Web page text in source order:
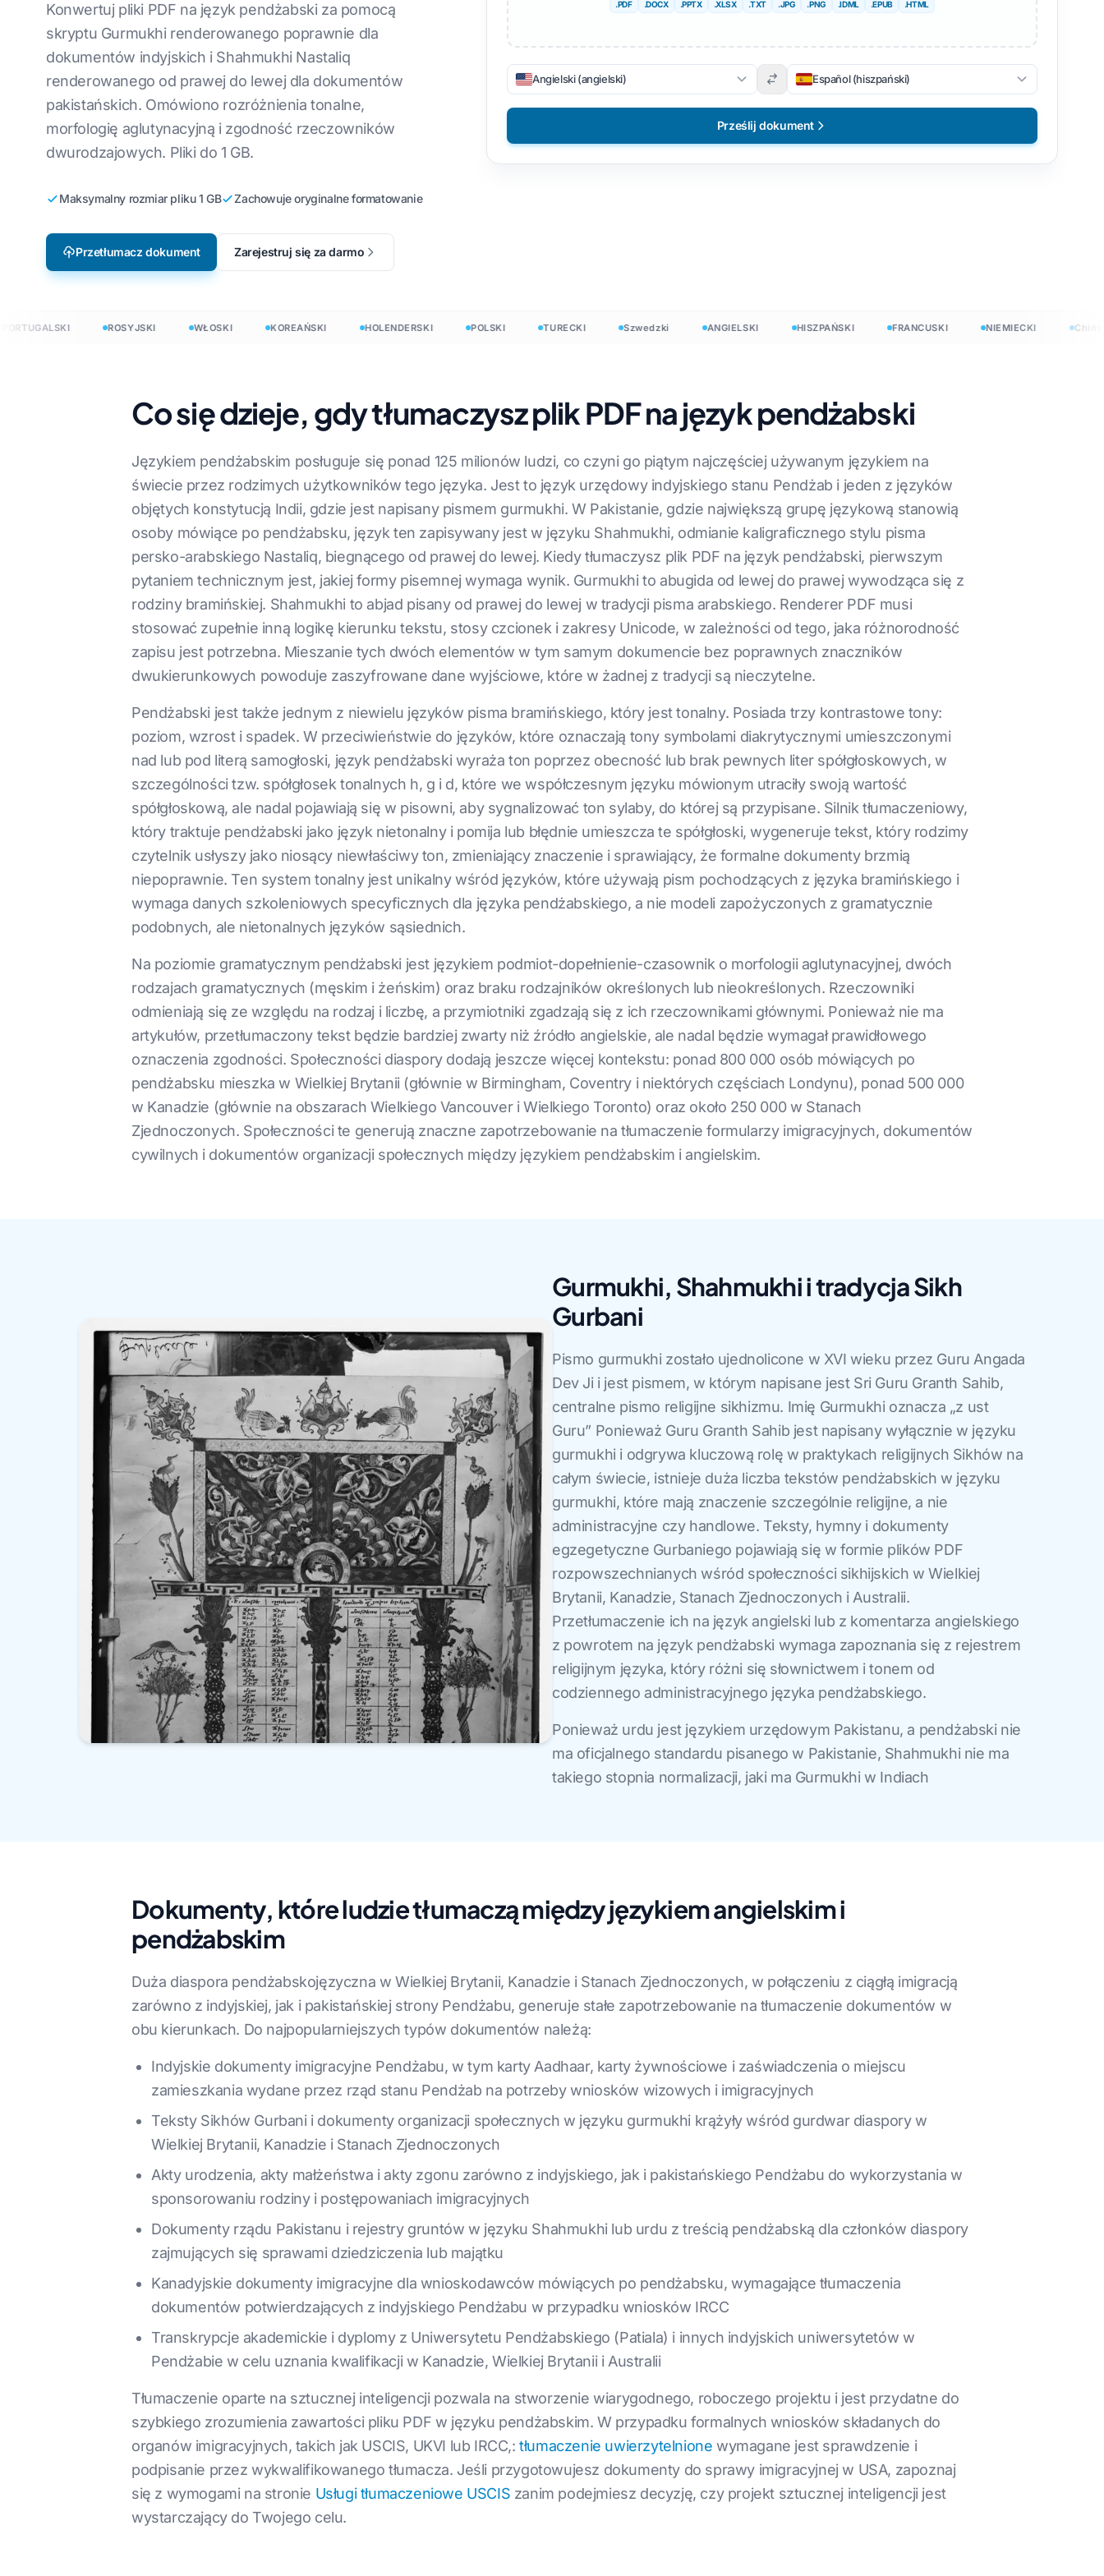
Lokalizacja gier wideo
e-learning
Tłumaczenie plików TXT
Przetłumacz JSON
Tłumacz HTML
Liczba słów w programie
Licznik słów w programie
DOCX do TXT
EPUB do PDF
Angielski na koreański
Angielskiego na arabski
Angielski na turecki
Angielski na Indonezyjski
Angielski na hindi
Wietnamski
Ukraiński
Hmong
Fiński
Bułgarski
Konwertuj pliki PDF na język pendżabski za pomocą
skryptu Gurmukhi renderowanego poprawnie dla
dokumentów indyjskich i Shahmukhi Nastaliq
renderowanego od prawej do lewej dla dokumentów
pakistańskich. Omówiono rozróżnienia tonalne,
morfologię aglutynacyjną i zgodność rzeczowników
dwurodzajowych. Pliki do 1 GB.
Maksymalny rozmiar pliku 1 GB Zachowuje oryginalne formatowanie
Przetłumacz dokument Zarejestruj się za darmo
.PDF .DOCX .PPTX .XLSX .TXT .JPG .PNG .IDML .EPUB .HTML
Angielski (angielski) Español (hiszpański)
Prześlij dokument
ROSYJSKI WŁOSKI KOREAŃSKI HOLENDERSKI POLSKI TURECKI Szwedzki ANGIELSKI HISZPAŃSKI FRANCUSKI NIEMIECKI Chiński
Co się dzieje, gdy tłumaczysz plik PDF na język pendżabski
Językiem pendżabskim posługuje się ponad 125 milionów ludzi, co czyni go piątym najczęściej używanym językiem na
świecie przez rodzimych użytkowników tego języka. Jest to język urzędowy indyjskiego stanu Pendżab i jeden z języków
objętych konstytucją Indii, gdzie jest napisany pismem gurmukhi. W Pakistanie, gdzie największą grupę językową stanowią
osoby mówiące po pendżabsku, język ten zapisywany jest w języku Shahmukhi, odmianie kaligraficznego stylu pisma
persko-arabskiego Nastaliq, biegnącego od prawej do lewej. Kiedy tłumaczysz plik PDF na język pendżabski, pierwszym
pytaniem technicznym jest, jakiej formy pisemnej wymaga wynik. Gurmukhi to abugida od lewej do prawej wywodząca się z
rodziny bramińskiej. Shahmukhi to abjad pisany od prawej do lewej w tradycji pisma arabskiego. Renderer PDF musi
stosować zupełnie inną logikę kierunku tekstu, stosy czcionek i zakresy Unicode, w zależności od tego, jaka różnorodność
zapisu jest potrzebna. Mieszanie tych dwóch elementów w tym samym dokumencie bez poprawnych znaczników
dwukierunkowych powoduje zaszyfrowane dane wyjściowe, które w żadnej z tradycji są nieczytelne.
Pendżabski jest także jednym z niewielu języków pisma bramińskiego, który jest tonalny. Posiada trzy kontrastowe tony:
poziom, wzrost i spadek. W przeciwieństwie do języków, które oznaczają tony symbolami diakrytycznymi umieszczonymi
nad lub pod literą samogłoski, język pendżabski wyraża ton poprzez obecność lub brak pewnych liter spółgłoskowych, w
szczególności tzw. spółgłosek tonalnych h, g i d, które we współczesnym języku mówionym utraciły swoją wartość
spółgłoskową, ale nadal pojawiają się w pisowni, aby sygnalizować ton sylaby, do której są przypisane. Silnik tłumaczeniowy,
który traktuje pendżabski jako język nietonalny i pomija lub błędnie umieszcza te spółgłoski, wygeneruje tekst, który rodzimy
czytelnik usłyszy jako niosący niewłaściwy ton, zmieniający znaczenie i sprawiający, że formalne dokumenty brzmią
niepoprawnie. Ten system tonalny jest unikalny wśród języków, które używają pism pochodzących z języka bramińskiego i
wymaga danych szkoleniowych specyficznych dla języka pendżabskiego, a nie modeli zapożyczonych z gramatycznie
podobnych, ale nietonalnych języków sąsiednich.
Na poziomie gramatycznym pendżabski jest językiem podmiot-dopełnienie-czasownik o morfologii aglutynacyjnej, dwóch
rodzajach gramatycznych (męskim i żeńskim) oraz braku rodzajników określonych lub nieokreślonych. Rzeczowniki
odmieniają się ze względu na rodzaj i liczbę, a przymiotniki zgadzają się z ich rzeczownikami głównymi. Ponieważ nie ma
artykułów, przetłumaczony tekst będzie bardziej zwarty niż źródło angielskie, ale nadal będzie wymagał prawidłowego
oznaczenia zgodności. Społeczności diaspory dodają jeszcze więcej kontekstu: ponad 800 000 osób mówiących po
pendżabsku mieszka w Wielkiej Brytanii (głównie w Birmingham, Coventry i niektórych częściach Londynu), ponad 500 000
w Kanadzie (głównie na obszarach Wielkiego Vancouver i Wielkiego Toronto) oraz około 250 000 w Stanach
Zjednoczonych. Społeczności te generują znaczne zapotrzebowanie na tłumaczenie formularzy imigracyjnych, dokumentów
cywilnych i dokumentów organizacji społecznych między językiem pendżabskim i angielskim.
Gurmukhi, Shahmukhi i tradycja Sikh
Gurbani
Pismo gurmukhi zostało ujednolicone w XVI wieku przez Guru Angada
Dev Ji i jest pismem, w którym napisane jest Sri Guru Granth Sahib,
centralne pismo religijne sikhizmu. Imię Gurmukhi oznacza „z ust
Guru” Ponieważ Guru Granth Sahib jest napisany wyłącznie w języku
gurmukhi i odgrywa kluczową rolę w praktykach religijnych Sikhów na
całym świecie, istnieje duża liczba tekstów pendżabskich w języku
gurmukhi, które mają znaczenie szczególnie religijne, a nie
administracyjne czy handlowe. Teksty, hymny i dokumenty
egzegetyczne Gurbaniego pojawiają się w formie plików PDF
rozpowszechnianych wśród społeczności sikhijskich w Wielkiej
Brytanii, Kanadzie, Stanach Zjednoczonych i Australii.
Przetłumaczenie ich na język angielski lub z komentarza angielskiego
z powrotem na język pendżabski wymaga zapoznania się z rejestrem
religijnym języka, który różni się słownictwem i tonem od
codziennego administracyjnego języka pendżabskiego.
Ponieważ urdu jest językiem urzędowym Pakistanu, a pendżabski nie
ma oficjalnego standardu pisanego w Pakistanie, Shahmukhi nie ma
takiego stopnia normalizacji, jaki ma Gurmukhi w Indiach
Dokumenty, które ludzie tłumaczą między językiem angielskim i
pendżabskim
Duża diaspora pendżabskojęzyczna w Wielkiej Brytanii, Kanadzie i Stanach Zjednoczonych, w połączeniu z ciągłą imigracją
zarówno z indyjskiej, jak i pakistańskiej strony Pendżabu, generuje stałe zapotrzebowanie na tłumaczenie dokumentów w
obu kierunkach. Do najpopularniejszych typów dokumentów należą:
Indyjskie dokumenty imigracyjne Pendżabu, w tym karty Aadhaar, karty żywnościowe i zaświadczenia o miejscu
zamieszkania wydane przez rząd stanu Pendżab na potrzeby wniosków wizowych i imigracyjnych
Teksty Sikhów Gurbani i dokumenty organizacji społecznych w języku gurmukhi krążyły wśród gurdwar diaspory w
Wielkiej Brytanii, Kanadzie i Stanach Zjednoczonych
Akty urodzenia, akty małżeństwa i akty zgonu zarówno z indyjskiego, jak i pakistańskiego Pendżabu do wykorzystania w
sponsorowaniu rodziny i postępowaniach imigracyjnych
Dokumenty rządu Pakistanu i rejestry gruntów w języku Shahmukhi lub urdu z treścią pendżabską dla członków diaspory
zajmujących się sprawami dziedziczenia lub majątku
Kanadyjskie dokumenty imigracyjne dla wnioskodawców mówiących po pendżabsku, wymagające tłumaczenia
dokumentów potwierdzających z indyjskiego Pendżabu w przypadku wniosków IRCC
Transkrypcje akademickie i dyplomy z Uniwersytetu Pendżabskiego (Patiala) i innych indyjskich uniwersytetów w
Pendżabie w celu uznania kwalifikacji w Kanadzie, Wielkiej Brytanii i Australii
Tłumaczenie oparte na sztucznej inteligencji pozwala na stworzenie wiarygodnego, roboczego projektu i jest przydatne do
szybkiego zrozumienia zawartości pliku PDF w języku pendżabskim. W przypadku formalnych wniosków składanych do
organów imigracyjnych, takich jak USCIS, UKVI lub IRCC,:tłumaczenie uwierzytelnione wymagane jest sprawdzenie i
podpisanie przez wykwalifikowanego tłumacza. Jeśli przygotowujesz dokumenty do sprawy imigracyjnej w USA, zapoznaj
się z wymogami na stronie Usługi tłumaczeniowe USCIS zanim podejmiesz decyzję, czy projekt sztucznej inteligencji jest
wystarczający do Twojego celu.